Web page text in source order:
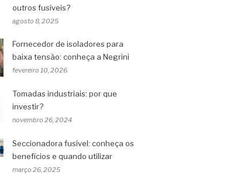
outros fusíveis?
agosto 8, 2025
Fornecedor de isoladores para
baixa tensão: conheça a Negrini
fevereiro 10, 2026
Tomadas industriais: por que
investir?
novembro 26, 2024
Seccionadora fusível: conheça os
benefícios e quando utilizar
março 26, 2025